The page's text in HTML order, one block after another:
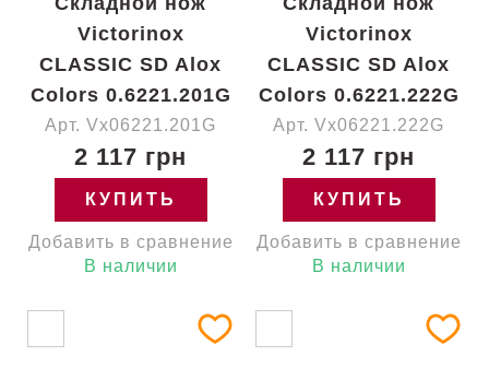
Victorinox
CLASSIC SD Alox
Colors 0.6221.201G
Арт. Vx06221.201G
2 117 грн
КУПИТЬ
Добавить в сравнение
В наличии
Victorinox
CLASSIC SD Alox
Colors 0.6221.222G
Арт. Vx06221.222G
2 117 грн
КУПИТЬ
Добавить в сравнение
В наличии